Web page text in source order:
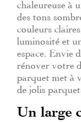
chaleureuse à
des tons
couleurs
luminosité et
espace. Envie
rénover votre
parquet met à
de jolis
Un large